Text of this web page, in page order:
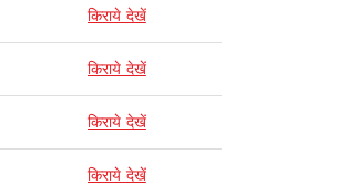
किराये देखें
किराये देखें
किराये देखें
किराये देखें